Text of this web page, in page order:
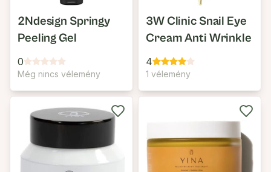
2Ndesign Springy
Peeling Gel
0
Még nincs vélemény
3W Clinic Snail Eye
Cream Anti Wrinkle
4
1 vélemény